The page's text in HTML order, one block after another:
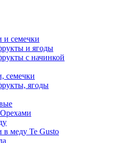
и семечки
и ягоды
с начинкой
семечки
ягоды
в меду Te Gusto